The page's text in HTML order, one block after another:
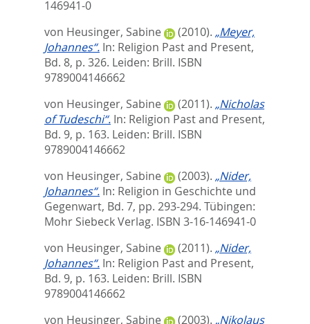
146941-0
von Heusinger, Sabine
(2010). „Meyer,
Johannes“. In: Religion Past and Present,
Bd. 8, p. 326. Leiden: Brill. ISBN
9789004146662
von Heusinger, Sabine
(2011). „Nicholas
of Tudeschi“. In: Religion Past and Present,
Bd. 9, p. 163. Leiden: Brill. ISBN
9789004146662
von Heusinger, Sabine
(2003). „Nider,
Johannes“. In: Religion in Geschichte und
Gegenwart, Bd. 7, pp. 293-294. Tübingen:
Mohr Siebeck Verlag. ISBN 3-16-146941-0
von Heusinger, Sabine
(2011). „Nider,
Johannes“. In: Religion Past and Present,
Bd. 9, p. 163. Leiden: Brill. ISBN
9789004146662
von Heusinger, Sabine
(2003). „Nikolaus